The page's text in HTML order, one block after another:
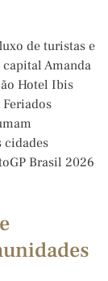
de turistas e
Amanda
Hotel Ibis
cidades
Brasil 2026